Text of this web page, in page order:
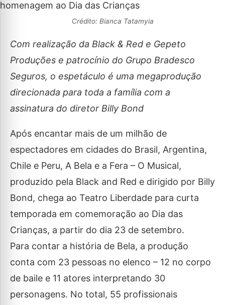
Crédito: Bianca Tatamyia
Com realização da Black & Red e Gepeto
Produções e patrocínio do Grupo Bradesco
Seguros, o espetáculo é uma megaprodução
direcionada para toda a família com a
assinatura do diretor Billy Bond
Após encantar mais de um milhão de
espectadores em cidades do Brasil, Argentina,
Chile e Peru, A Bela e a Fera – O Musical,
produzido pela Black and Red e dirigido por Billy
Bond, chega ao Teatro Liberdade para curta
temporada em comemoração ao Dia das
Crianças, a partir do dia 23 de setembro.
Para contar a história de Bela, a produção
conta com 23 pessoas no elenco – 12 no corpo
de baile e 11 atores interpretando 30
personagens. No total, 55 profissionais